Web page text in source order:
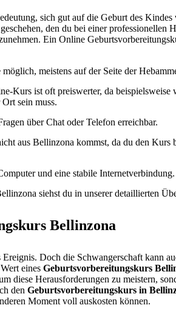
sich gut auf die Geburt des Kindes
geschehen, den du bei einer professionellen
Ein Online
meistens auf der Seite der
Kurs ist oft preiswerter, da beispielsweise
sein muss.
über Chat oder Telefon erreichbar.
aus Bellinzona kommst, da du den Kurs
und eine stabile Internetverbindung.
siehst du in unserer detaillierten
Bellinzona
Doch die Schwangerschaft kann
eines Geburtsvorbereitungskurs
diese Herausforderungen zu meistern,
den Geburtsvorbereitungskurs in
Moment voll auskosten können.